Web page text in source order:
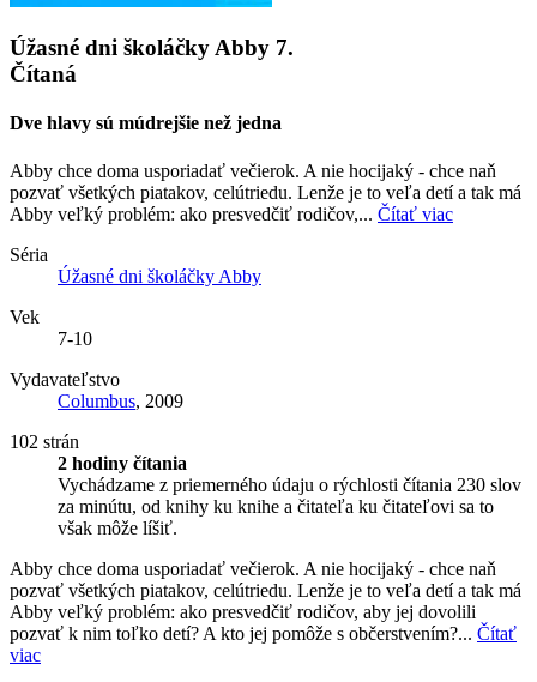
Úžasné dni školáčky Abby 7.
Čítaná
Dve hlavy sú múdrejšie než jedna
Abby chce doma usporiadať večierok. A nie hocijaký - chce naň
pozvať všetkých piatakov, celútriedu. Lenže je to veľa detí a tak má
Abby veľký problém: ako presvedčiť rodičov,... Čítať viac
Séria
Úžasné dni školáčky Abby
Vek
7-10
Vydavateľstvo
Columbus, 2009
102 strán
2 hodiny čítania
Vychádzame z priemerného údaju o rýchlosti čítania 230 slov
za minútu, od knihy ku knihe a čitateľa ku čitateľovi sa to
však môže líšiť.
Abby chce doma usporiadať večierok. A nie hocijaký - chce naň
pozvať všetkých piatakov, celútriedu. Lenže je to veľa detí a tak má
Abby veľký problém: ako presvedčiť rodičov, aby jej dovolili
pozvať k nim toľko detí? A kto jej pomôže s občerstvením?... Čítať
viac